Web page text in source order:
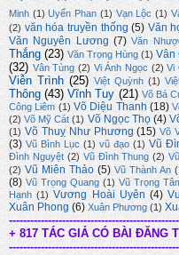
Minh (1) Uyển Phan (1) Vạn Lộc (1)
(2) văn hóa truyền thống (5) Văn
Văn Nguyên Lương (7) Văn
Thắng (23) Văn Trọng Hùng (1) Vân
(32) Vân Tùng (2) Vi Ánh Ngọc (2) Vi
Viễn Trình (25) Việt Quỳnh (1)
Thông (43) Vĩnh Tuy (21) Võ Bá
Công Liêm (1) Võ Diệu Thanh (18)
(2) Võ Mỹ Cát (1) Võ Ngọc Thọ (4)
(1) Võ Thuỵ Như Phương (15) Võ
(3) Vũ Bình Lục (1) vũ đạo (1) Vũ
Đình Nguyệt (2) Vũ Đình Thung (2)
(2) Vũ Miên Thảo (5) Vũ Thành An
(8) Vũ Trọng Quang (1) Vũ Trọng
Hạnh (1) Vương Hoài Uyên (4)
Xuân Phong (6) Xuân Phương (1)
+ 817 TÁC GIẢ CÓ BÀI ĐĂNG